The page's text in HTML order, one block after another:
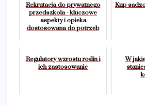
Rekrutacja do prywatnego
przedszkola - kluczowe
aspekty i opieka
dostosowana do potrzeb
Kup
Regulatory wzrostu roślin i
ich zastosowanie
W